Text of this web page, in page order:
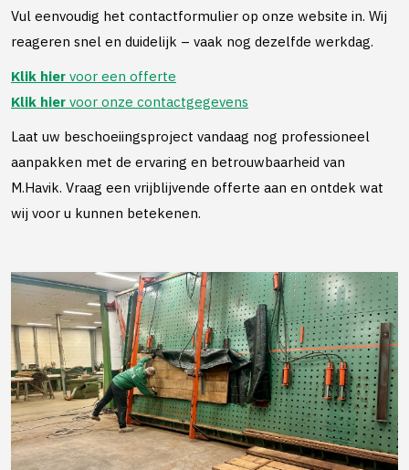
Vul eenvoudig het contactformulier op onze website in. Wij
reageren snel en duidelijk – vaak nog dezelfde werkdag.
Klik hier voor een offerte
Klik hier voor onze contactgegevens
Laat uw beschoeiingsproject vandaag nog professioneel
aanpakken met de ervaring en betrouwbaarheid van
M.Havik. Vraag een vrijblijvende offerte aan en ontdek wat
wij voor u kunnen betekenen.